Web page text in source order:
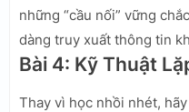
những “cầu nối” vững
dàng truy xuất thông tin
Bài 4: Kỹ Thuật
Thay vì học nhồi nhét,